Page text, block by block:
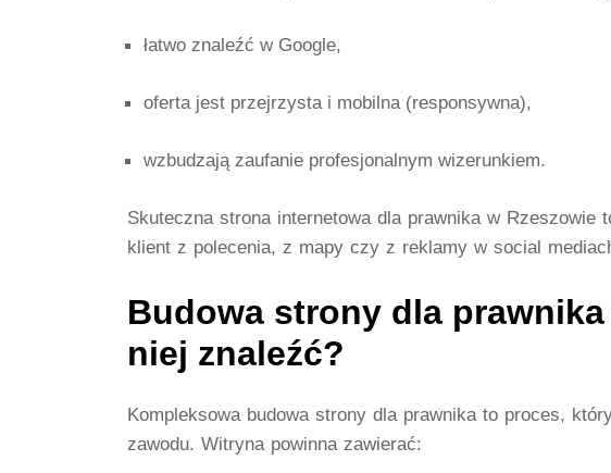
łatwo znaleźć w Google,
oferta jest przejrzysta i mobilna (responsywna),
wzbudzają zaufanie profesjonalnym wizerunkiem.
Skuteczna strona internetowa dla prawnikaw Rzeszowie
klient z polecenia, z mapy czy z reklamy w social
Budowa strony dla
niej znaleźć?
Kompleksowa budowa strony dla prawnika to proces,
zawodu. Witryna powinna zawierać: